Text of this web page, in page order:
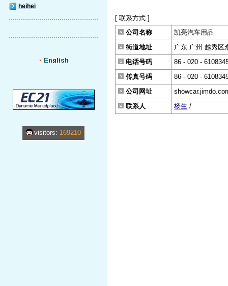
heihei
visitors: 169210
[ 联系方式 ]
公司名称
凯亮汽车用品
街道地址
广东 广州 越秀区
电话号码
86 - 020 -
传真号码
86 - 020 -
公司网址
联系人
杨生 /